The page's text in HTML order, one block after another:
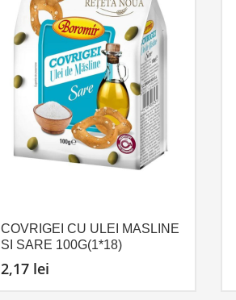
COVRIGEI CU ULEI MASLINE
SI SARE 100G(1*18)
2,17 lei